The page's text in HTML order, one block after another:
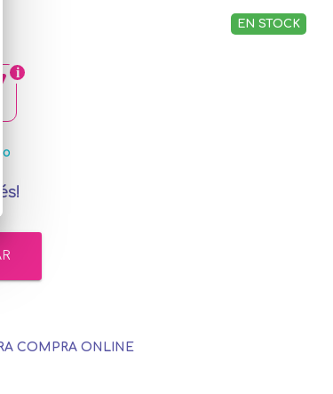
EN STOCK
COMPRA ONLINE